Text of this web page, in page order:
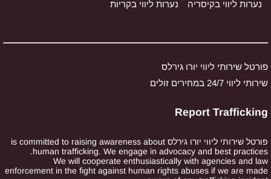
נערות ליווי בקיסריה נערות ליווי בקריות
פורטל שירותי ליווי יורו גירלס
שירותי ליווי 24/7 במחירים זולים
Report Trafficking
פורטל שירותי ליווי יורו גירלס is committed to raising awareness about
human trafficking. We engage in advocacy and best practices.
We will cooperate enthusiastically with agencies and law
enforcement in the fight against human rights abuses if we are made